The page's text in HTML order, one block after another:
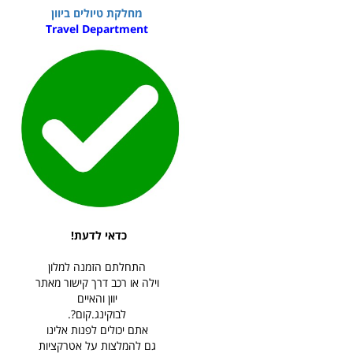
מחלקת טיולים ביוון
Travel Department
כדאי לדעת!
התחלתם הזמנה למלון
וילה או רכב דרך קישור מאתר
יוון והאיים
לבוקינג.קום?.
אתם יכולים לפנות אלינו
גם להמלצות על אטרקציות